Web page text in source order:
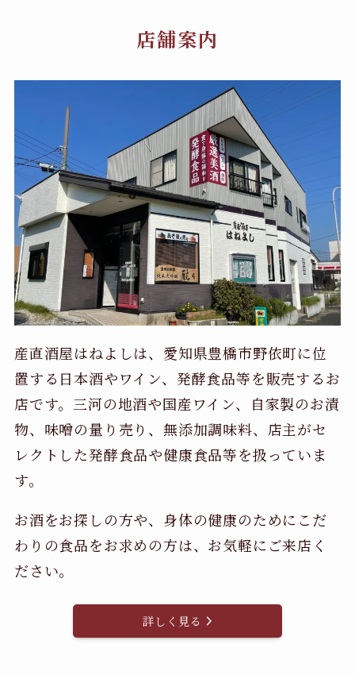
店舗案内
産直酒屋はねよしは、愛知県豊橋市野依町に位
置する日本酒やワイン、発酵食品等を販売するお
店です。三河の地酒や国産ワイン、自家製のお漬
物、味噌の量り売り、無添加調味料、店主がセ
レクトした発酵食品や健康食品等を扱っていま
す。
お酒をお探しの方や、身体の健康のためにこだ
わりの食品をお求めの方は、お気軽にご来店く
ださい。
詳しく見る